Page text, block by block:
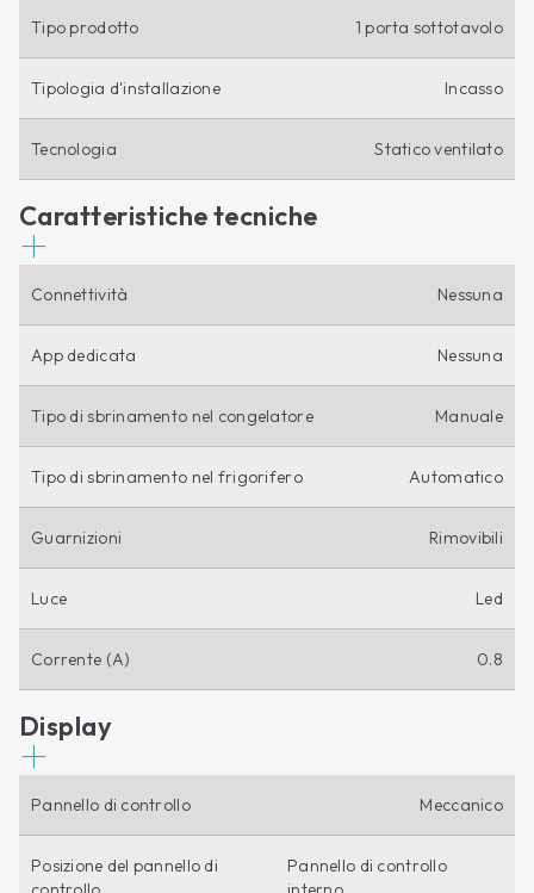
Tipo prodotto 1 porta sottotavolo
Tipologia d'installazione Incasso
Tecnologia Statico ventilato
Caratteristiche tecniche
Connettività Nessuna
App dedicata Nessuna
Tipo di sbrinamento nel congelatore Manuale
Tipo di sbrinamento nel frigorifero Automatico
Guarnizioni Rimovibili
Luce Led
Corrente (A) 0.8
Display
Pannello di controllo Meccanico
Posizione del pannello di
Pannello di controllo